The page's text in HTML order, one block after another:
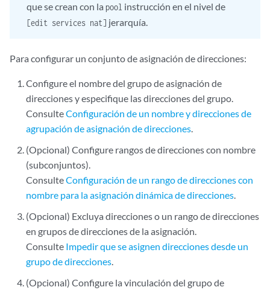
que se crean con la pool instrucción en el nivel de
[edit services nat] jerarquía.
Para configurar un conjunto de asignación de direcciones:
Configure el nombre del grupo de asignación de
direcciones y especifique las direcciones del grupo.
ConsulteConfiguración de un nombre y direcciones de
agrupación de asignación de direcciones.
(Opcional) Configure rangos de direcciones con nombre
(subconjuntos).
ConsulteConfiguración de un rango de direcciones con
nombre para la asignación dinámica de direcciones.
(Opcional) Excluya direcciones o un rango de direcciones
en grupos de direcciones de la asignación.
Consulte Impedir que se asignen direcciones desde un
grupo de direcciones.
(Opcional) Configure la vinculación del grupo de